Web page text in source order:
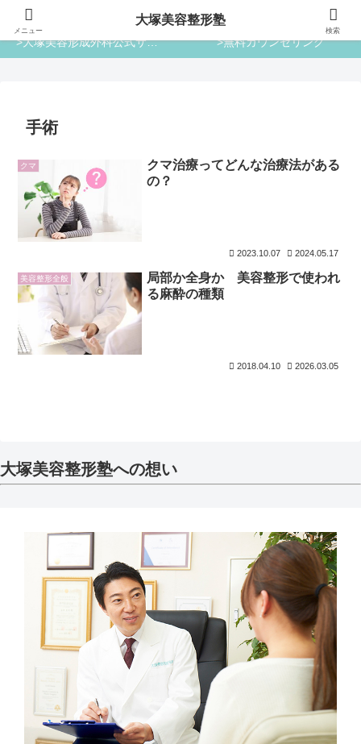
大塚美容整形塾
>大塚美容形成外科公式サイト >無料カウンセリング
手術
クマ
クマ治療ってどんな治療法がある
の？
2023.10.07 2024.05.17
美容整形全般
局部か全身か 美容整形で使われ
る麻酔の種類
2018.04.10 2026.03.05
大塚美容整形塾への想い
メニュー
大塚美容整形塾
検索